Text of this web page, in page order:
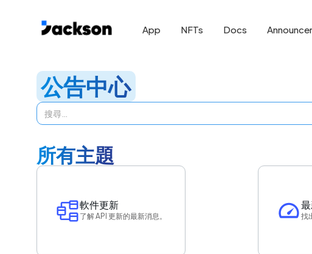
App NFTs Docs
公告中心
所有主題
軟件更新
了解 API 更新的最新消息。 找